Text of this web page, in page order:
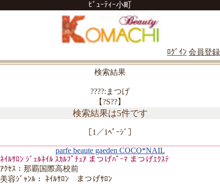
ﾋﾞｭｰﾃｨｰ小町
ﾛｸﾞｲﾝ 会員登録
検索結果
????:まつげ
【?S??】
検索結果は5件です
［1／1ﾍﾟｰｼﾞ］
parfe beaute gaeden COCO*NAIL
ﾈｲﾙｻﾛﾝ ｼﾞｪﾙﾈｲﾙ ｽｶﾙﾌﾟﾁｭｱ まつげﾊﾟｰﾏ まつげｴｸｽﾃ
ｱｸｾｽ：那覇国際高校前
美容ｼﾞｬﾝﾙ： ﾈｲﾙｻﾛﾝ まつげｻﾛﾝ